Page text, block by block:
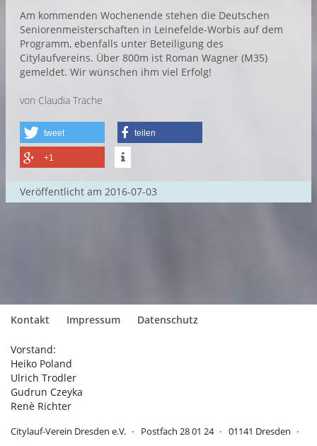
Am kommenden Wochenende stehen die Deutschen
Seniorenmeisterschaften in Leinefelde-Worbis auf dem
Programm, ebenfalls unter Beteiligung des
Citylaufvereins. Über 800m ist Roman Wagner (M35)
gemeldet. Wir wünschen ihm viel Erfolg!
von Claudia Trache
tweet teilen
+1
Veröffentlicht am 2016-07-03
Kontakt Impressum Datenschutz
Vorstand:
Heiko Poland
Ulrich Trodler
Gudrun Czeyka
Renè Richter
Citylauf-Verein Dresden e.V. Postfach 28 01 24 01141 Dresden